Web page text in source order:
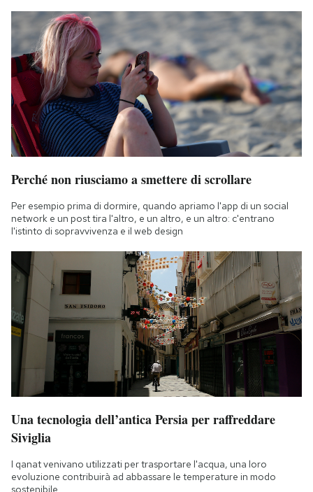
SHOP
CALENDARIO
AREA PERSONALE
Area Personale
Notifiche mobile
Regala il Post
Hai bisogno di aiuto?
Esci
Perché non riusciamo a smettere di scrollare
Per esempio prima di dormire, quando apriamo l'app di un social
network e un post tira l'altro, e un altro, e un altro: c'entrano
l'istinto di sopravvivenza e il web design
Una tecnologia dell’antica Persia per raffreddare
Siviglia
I qanat venivano utilizzati per trasportare l'acqua, una loro
evoluzione contribuirà ad abbassare le temperature in modo
sostenibile